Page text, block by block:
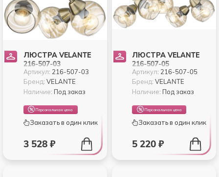
ЛЮСТРА VELANTE
216-507-03
Артикул: 216-507-03
Бренд: VELANTE
Наличие: Под заказ
Персональная цена
Заказать в один клик
3 528 ₽
ЛЮСТРА VELANTE
216-507-05
Артикул: 216-507-05
Бренд:VELANTE
Наличие: Под заказ
Персональная цена
Заказать в один клик
5 220 ₽